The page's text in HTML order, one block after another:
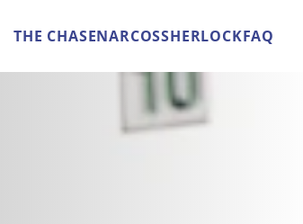
THE CHASENARCOSSHERLOCKFAQ